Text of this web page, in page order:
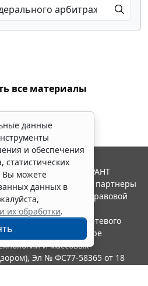
все материалы
данные
и обеспечения
статистических
Вы можете
данных в
их обработки.
2026. Система ГАРАНТ
"Гарант" и ее партнеры
ассоциации правовой
в качестве сетевого
по надзору в сфере
и массовых
Эл № ФС77-58365 от 18